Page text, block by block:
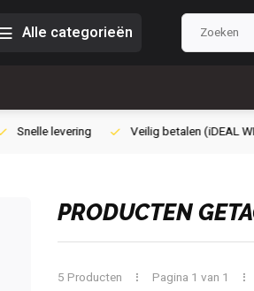
Alle categorieën
Snelle levering Veilig betalen (iDEAL
PRODUCTEN
5 Producten Pagina 1 van 1